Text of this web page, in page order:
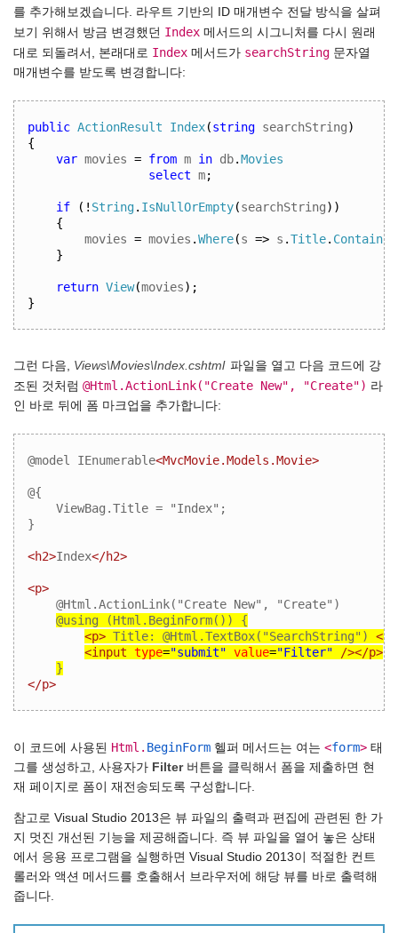
를 추가해보겠습니다. 라우트 기반의 ID 매개변수 전달 방식을 살펴
보기 위해서 방금 변경했던 Index 메서드의 시그니처를 다시 원래
대로 되돌려서, 본래대로 Index 메서드가 searchString 문자열
매개변수를 받도록 변경합니다:
public ActionResult Index(string searchString)
{
var movies = from m in db.Movies
select m;
if (! String. IsNullOrEmpty(searchString))
{
movies = movies .Where(s => s .Title. Contains
}
return View(movies);
}
그런 다음, Views\Movies\Index.cshtml 파일을 열고 다음 코드에 강
조된 것처럼 @Html.ActionLink("Create New", "Create") 라
인 바로 뒤에 폼 마크업을 추가합니다:
@model IEnumerable<MvcMovie.Models.Movie>
@{
    ViewBag.Title = "Index";
<h2>Index</h2>
<p>
@Html.ActionLink("Create New", "Create")
@using (Html.BeginForm()) {
<p> Title: @Html.TextBox("SearchString") <br
<input type="submit" value="Filter"
/></p>
}
</p>
이 코드에 사용된 Html. BeginForm 헬퍼 메서드는 여는 <form> 태
그를 생성하고, 사용자가 Filter버튼을 클릭해서 폼을 제출하면 현
재 페이지로 폼이 재전송되도록 구성합니다.
참고로 Visual Studio 2013은 뷰 파일의 출력과 편집에 관련된 한 가
지 멋진 개선된 기능을 제공해줍니다. 즉 뷰 파일을 열어 놓은 상태
에서 응용 프로그램을 실행하면 Visual Studio 2013이 적절한 컨트
롤러와 액션 메서드를 호출해서 브라우저에 해당 뷰를 바로 출력해
줍니다.